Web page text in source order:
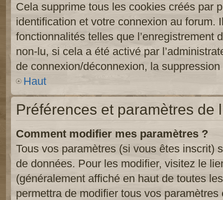
Cela supprime tous les cookies créés par
identification et votre connexion au forum.
fonctionnalités telles que l’enregistrement
non-lu, si cela a été activé par
de connexion/déconnexion, la
Haut
Préférences et paramètres de
Comment modifier mes paramètres ?
Tous vos paramètres (si vous êtes inscrit)
de données. Pour les modifier, visitez le
(généralement affiché en haut de toutes
permettra de modifier tous vos paramètres